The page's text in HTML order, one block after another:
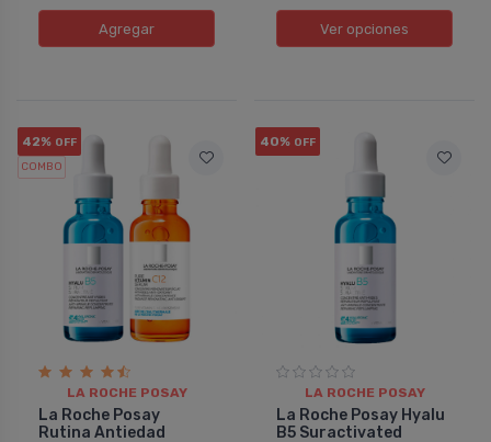
Agregar Ver opciones
42% OFF
COMBO
LA ROCHE POSAY
La Roche Posay
Rutina Antiedad
40% OFF
LA ROCHE POSAY
La Roche Posay Hyalu
B5 Suractivated